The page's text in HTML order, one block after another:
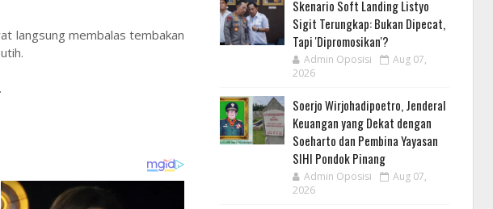
langsung membalas tembakan
Skenario Soft Landing Listyo
Sigit Terungkap: Bukan Dipecat,
Tapi 'Dipromosikan'?
Admin Oposisi
Aug 07,
2026
Soerjo Wirjohadipoetro, Jenderal
Keuangan yang Dekat dengan
Soeharto dan Pembina Yayasan
SIHI Pondok Pinang
Admin Oposisi
Aug 07,
2026